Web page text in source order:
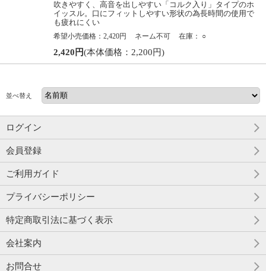
吹きやすく、高音を出しやすい「コルク入り」タイプのホ
イッスル。口にフィットしやすい形状の為長時間の使用で
も疲れにくい
希望小売価格：2,420円
ネーム不可 在庫： ○
2,420円(本体価格：2,200円)
並べ替え
ログイン
会員登録
ご利用ガイド
プライバシーポリシー
特定商取引法に基づく表示
会社案内
お問合せ